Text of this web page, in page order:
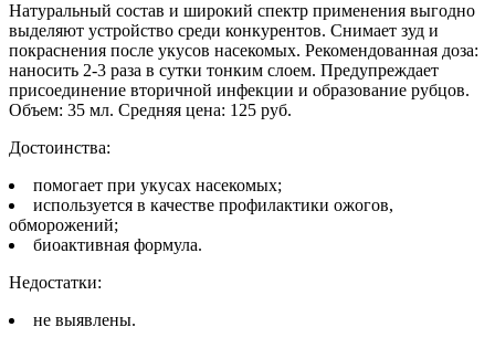
Натуральный состав и широкий спектр применения выгодно
выделяют устройство среди конкурентов. Снимает зуд и
покраснения после укусов насекомых. Рекомендованная доза:
наносить 2-3 раза в сутки тонким слоем. Предупреждает
присоединение вторичной инфекции и образование рубцов.
Объем: 35 мл. Средняя цена: 125 руб.
Достоинства:
помогает при укусах насекомых;
используется в качестве профилактики ожогов,
обморожений;
биоактивная формула.
Недостатки:
не выявлены.